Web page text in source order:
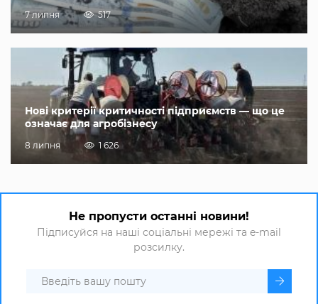
7 липня 517
Нові критерії критичності підприємств — що це
означає для агробізнесу
8 липня 1 626
Не пропусти останні новини!
Підписуйся на наші соціальні мережі та e-mail
розсилку.